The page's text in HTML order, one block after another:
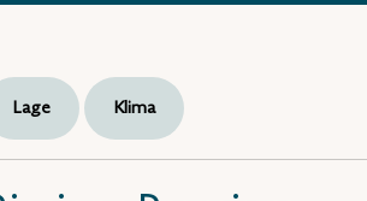
Lage Klima